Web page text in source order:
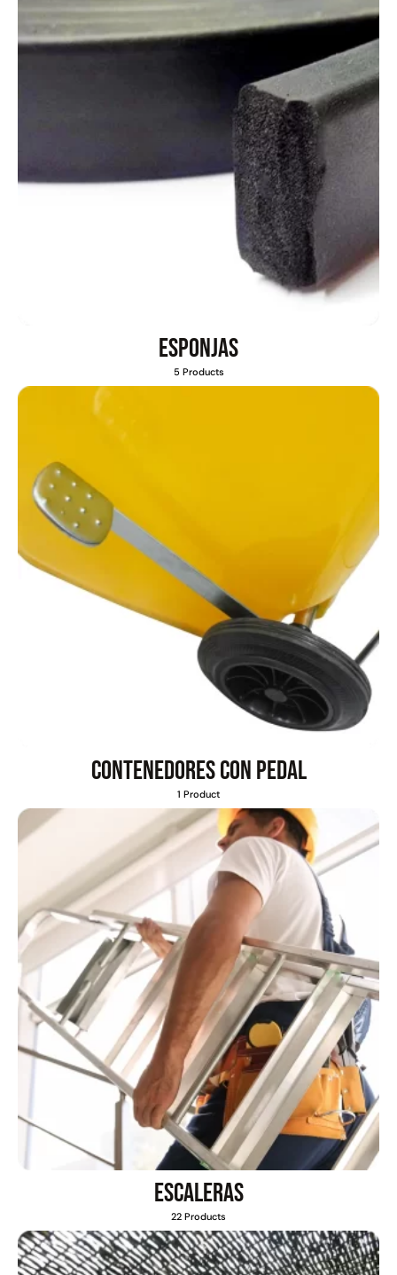
Esponjas
5 Products
Contenedores con pedal
1 Product
Escaleras
22 Products